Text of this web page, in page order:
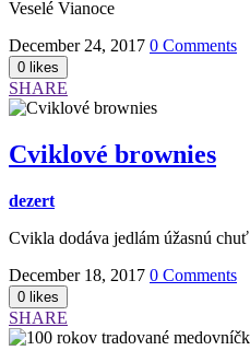
Veselé Vianoce
December 24, 2017 0 Comments
SHARE
Cviklové brownies
dezert
Cvikla dodáva jedlám úžasnú chuť
December 18, 2017 0 Comments
SHARE